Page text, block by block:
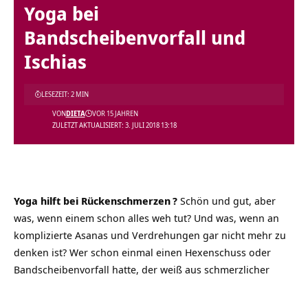
Yoga bei
Bandscheibenvorfall und
Ischias
ZULETZT AKTUALISIERT: 3. JULI 2018 13:18
VONDIETA VOR 15 JAHREN
LESEZEIT: 2 MIN
Yoga hilft bei Rückenschmerzen? Schön und gut, aber
was, wenn einem schon alles weh tut? Und was, wenn an
komplizierte Asanas und Verdrehungen gar nicht mehr zu
denken ist? Wer schon einmal einen Hexenschuss oder
Bandscheibenvorfall hatte, der weiß aus schmerzlicher